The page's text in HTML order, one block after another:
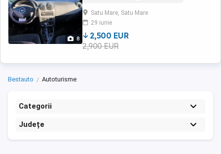
8
Satu Mare, Satu Mare
29 iunie
2,500 EUR
2,900 EUR
Bestauto Autoturisme
Categorii
Județe